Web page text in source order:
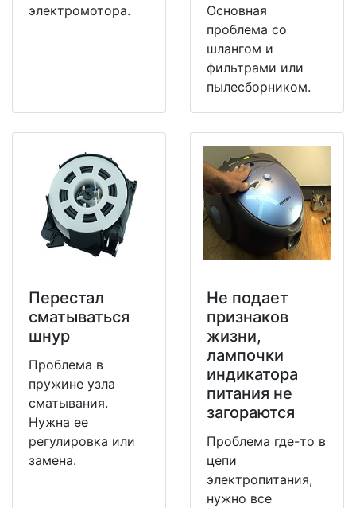
электромотора.
Основная
проблема со
шлангом и
фильтрами или
пылесборником.
Перестал
сматываться
шнур
Проблема в
пружине узла
сматывания.
Нужна ее
регулировка или
замена.
Не подает
признаков
жизни,
лампочки
индикатора
питания не
загораются
Проблема где-то в
цепи
электропитания,
нужно все